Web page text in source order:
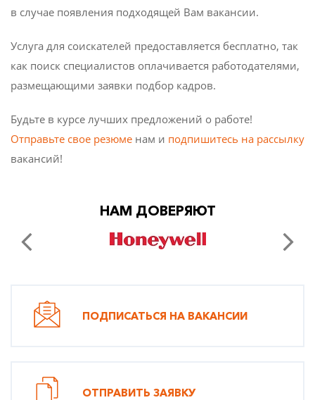
в случае появления подходящей Вам вакансии.
Услуга для соискателей предоставляется бесплатно, так
как поиск специалистов оплачивается работодателями,
размещающими заявки подбор кадров.
Будьте в курсе лучших предложений о работе!
Отправьте свое резюме нам и подпишитесь на рассылку
вакансий!
НАМ ДОВЕРЯЮТ
ПОДПИСАТЬСЯ НА ВАКАНСИИ
ОТПРАВИТЬ ЗАЯВКУ